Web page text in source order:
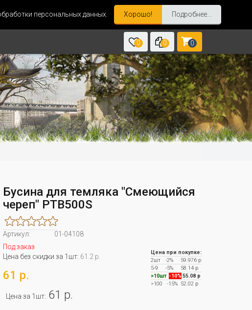
персональных данных. Хорошо! Подробнее...
0 0 0
Бусина для темляка "Смеющийся
череп" PTB500S
Артикул:
01-04108
Под заказ
Цена без скидки за 1шт: 61.2 р.
61 р.
Цена за 1шт: 61 р.
Цена при покупке:
2шт
-2%
59.976 р
5-9
-5%
58.14 р
>10шт -10% 55.08 р
>100
-15%52.02 р